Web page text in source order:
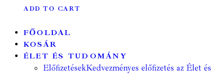
ADD TO CART
FŐOLDAL
KOSÁR
ÉLET ÉS TUDOMÁNY
ElőfizetésekKedvezményes előfizetés az Élet és